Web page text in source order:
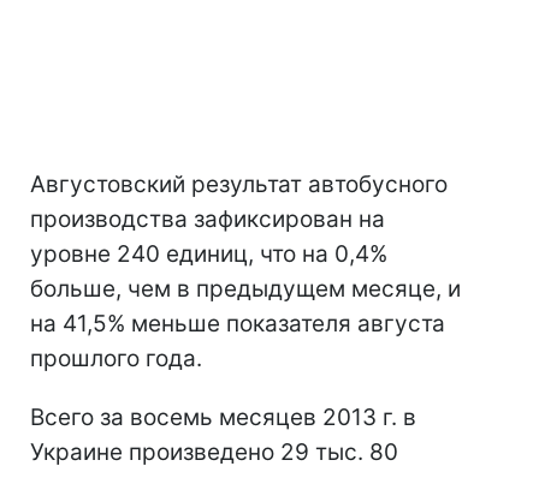
Августовский результат автобусного
производства зафиксирован на
уровне 240 единиц, что на 0,4%
больше, чем в предыдущем месяце, и
на 41,5% меньше показателя августа
прошлого года.
Всего за восемь месяцев 2013 г. в
Украине произведено 29 тыс. 80